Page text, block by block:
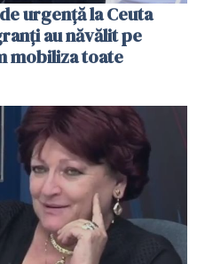
urgență la Ceuta
au năvălit pe
mobiliza toate